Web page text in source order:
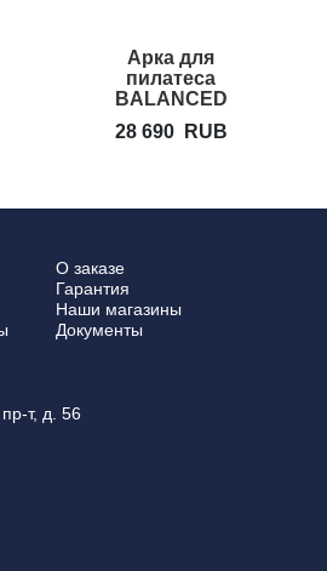
Арка для
пилатеса
BALANCED
BODY Clara
Step Barrel Lite
28 690 RUB
О заказе
Гарантия
Наши магазины
Документы
т, д. 56